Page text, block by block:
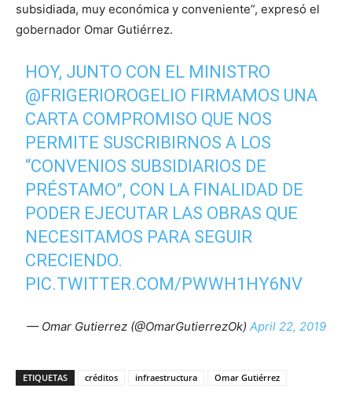
subsidiada, muy económica y conveniente”, expresó el
gobernador Omar Gutiérrez.
HOY, JUNTO CON EL MINISTRO
@FRIGERIOROGELIO FIRMAMOS UNA
CARTA COMPROMISO QUE NOS
PERMITE SUSCRIBIRNOS A LOS
“CONVENIOS SUBSIDIARIOS DE
PRÉSTAMO”, CON LA FINALIDAD DE
PODER EJECUTAR LAS OBRAS QUE
NECESITAMOS PARA SEGUIR
CRECIENDO.
PIC.TWITTER.COM/PWWH1HY6NV
— Omar Gutierrez (@OmarGutierrezOk) April 22, 2019
ETIQUETAS créditos infraestructura Omar Gutiérrez